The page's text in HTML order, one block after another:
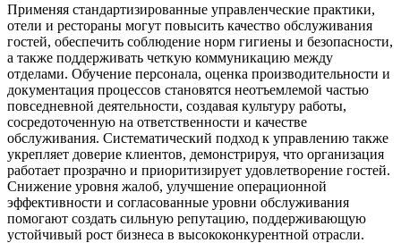
Применяя стандартизированные управленческие практики,
отели и рестораны могут повысить качество обслуживания
гостей, обеспечить соблюдение норм гигиены и безопасности,
а также поддерживать четкую коммуникацию между
отделами. Обучение персонала, оценка производительности и
документация процессов становятся неотъемлемой частью
повседневной деятельности, создавая культуру работы,
сосредоточенную на ответственности и качестве
обслуживания. Систематический подход к управлению также
укрепляет доверие клиентов, демонстрируя, что организация
работает прозрачно и приоритизирует удовлетворение гостей.
Снижение уровня жалоб, улучшение операционной
эффективности и согласованные уровни обслуживания
помогают создать сильную репутацию, поддерживающую
устойчивый рост бизнеса в высококонкурентной отрасли.